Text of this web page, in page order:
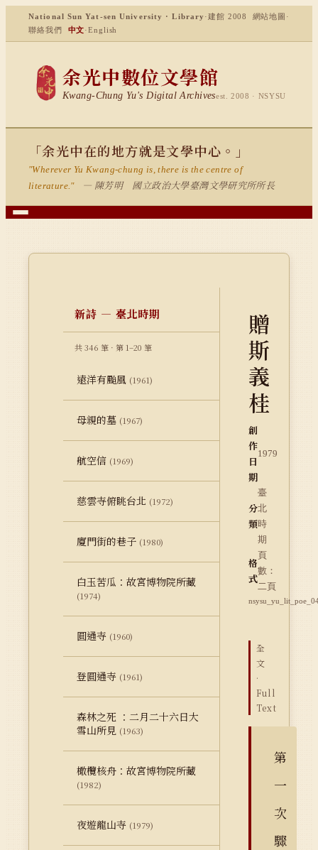
National Sun Yat-sen University · Library ·建館 2008 網站地圖 ·
聯絡我們
中文·English
余光中數位文學館
Kwang-Chung Yu's Digital Archivesest. 2008 · NSYSU
「余光中在的地方就是文學中心。」
"Wherever Yu Kwang-chung is, there is the centre of
literature."
— 陳芳明 國立政治大學臺灣文學研究所所長
新詩 — 臺北時期
共 346 筆 · 第 1–20 筆
遠洋有颱風 (1961)
母親的墓 (1967)
航空信 (1969)
慈雲寺俯眺台北 (1972)
廈門街的巷子 (1980)
白玉苦瓜：故宮博物院所藏
(1974)
圓通寺 (1960)
登圓通寺 (1961)
森林之死 ：二月二十六日大
雪山所見 (1963)
橄欖核舟：故宮博物院所藏
(1982)
夜遊龍山寺 (1979)
贈
斯
義
桂
創
作
日
期
1979
分
類
臺
北
時
期
格
式
頁
數：
二頁
全
文
·
Full
Text
第
一
次
驟